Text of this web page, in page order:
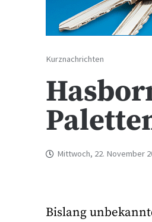
Kurznachrichten
Mittwoch, 22. November
Bislang